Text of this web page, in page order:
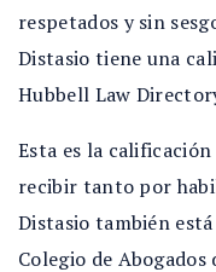
respetados y sin
Distasio tiene una
Hubbell Law
Esta es la
recibir tanto por
Distasio también
Colegio de